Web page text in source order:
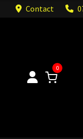
Contact
0